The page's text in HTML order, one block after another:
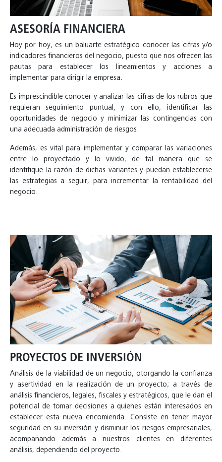
ASESORÍA FINANCIERA
Hoy por hoy, es un baluarte estratégico conocer las cifras y/o
indicadores financieros del negocio, puesto que nos ofrecen las
pautas para establecer los lineamientos y acciones a
implementar para dirigir la empresa.
Es imprescindible conocer y analizar las cifras de los rubros que
requieran seguimiento puntual, y con ello, identificar las
oportunidades de negocio y minimizar las contingencias con
una adecuada administración de riesgos.
Además, es vital para implementar y comparar las variaciones
entre lo proyectado y lo vivido, de tal manera que se
identifique la razón de dichas variantes y puedan establecerse
las estrategias a seguir, para incrementar la rentabilidad del
negocio.
PROYECTOS DE INVERSIÓN
Análisis de la viabilidad de un negocio, otorgando la confianza
y asertividad en la realización de un proyecto; a través de
análisis financieros, legales, fiscales y estratégicos, que le dan el
potencial de tomar decisiones a quienes están interesados en
establecer esta nueva encomienda. Consiste en tener mayor
seguridad en su inversión y disminuir los riesgos empresariales,
acompañando además a nuestros clientes en diferentes
análisis, dependiendo del proyecto.